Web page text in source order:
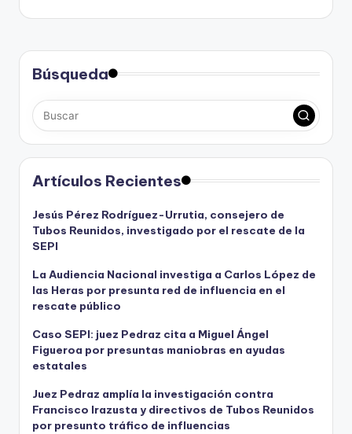
Búsqueda
Artículos Recientes
Jesús Pérez Rodríguez-Urrutia, consejero de
Tubos Reunidos, investigado por el rescate de la
SEPI
La Audiencia Nacional investiga a Carlos López de
las Heras por presunta red de influencia en el
rescate público
Caso SEPI: juez Pedraz cita a Miguel Ángel
Figueroa por presuntas maniobras en ayudas
estatales
Juez Pedraz amplía la investigación contra
Francisco Irazusta y directivos de Tubos Reunidos
por presunto tráfico de influencias